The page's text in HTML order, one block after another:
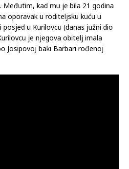
Međutim, kad mu je bila 21 godina
oporavak u roditeljsku kuću u
u Kurilovcu (danas južni dio
je njegova obitelj imala
Josipovoj baki Barbari rođenoj